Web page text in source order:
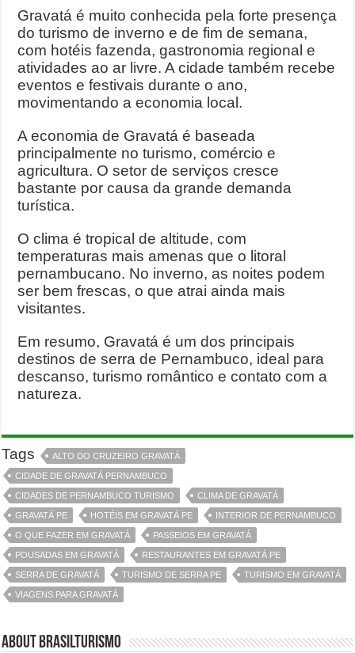
Gravatá é muito conhecida pela forte presença
do turismo de inverno e de fim de semana,
com hotéis fazenda, gastronomia regional e
atividades ao ar livre. A cidade também recebe
eventos e festivais durante o ano,
movimentando a economia local.
A economia de Gravatá é baseada
principalmente no turismo, comércio e
agricultura. O setor de serviços cresce
bastante por causa da grande demanda
turística.
O clima é tropical de altitude, com
temperaturas mais amenas que o litoral
pernambucano. No inverno, as noites podem
ser bem frescas, o que atrai ainda mais
visitantes.
Em resumo, Gravatá é um dos principais
destinos de serra de Pernambuco, ideal para
descanso, turismo romântico e contato com a
natureza.
Tags ALTO DO CRUZEIRO GRAVATÁ
CIDADE DE GRAVATÁ PERNAMBUCO
CIDADES DE PERNAMBUCO TURISMO CLIMA DE GRAVATÁ
GRAVATÁ PE HOTÉIS EM GRAVATÁ PE INTERIOR DE PERNAMBUCO
O QUE FAZER EM GRAVATÁ PASSEIOS EM GRAVATÁ
POUSADAS EM GRAVATÁ RESTAURANTES EM GRAVATÁ PE
SERRA DE GRAVATÁ TURISMO DE SERRA PE TURISMO EM GRAVATÁ
VIAGENS PARA GRAVATÁ
About BrasilTurismo